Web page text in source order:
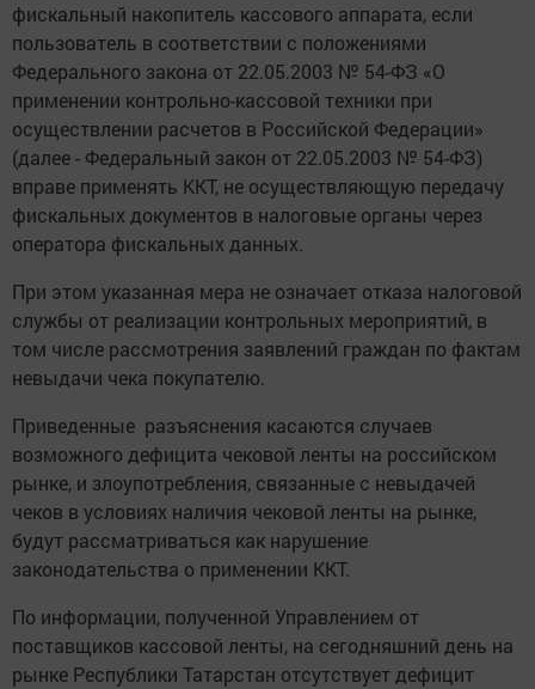
фискальный накопитель кассового аппарата, если
пользователь в соответствии с положениями
Федерального закона от 22.05.2003 № 54-ФЗ «О
применении контрольно-кассовой техники при
осуществлении расчетов в Российской Федерации»
(далее - Федеральный закон от 22.05.2003 № 54-ФЗ)
вправе применять ККТ, не осуществляющую передачу
фискальных документов в налоговые органы через
оператора фискальных данных.
При этом указанная мера не означает отказа налоговой
службы от реализации контрольных мероприятий, в
том числе рассмотрения заявлений граждан по фактам
невыдачи чека покупателю.
Приведенные разъяснения касаются случаев
возможного дефицита чековой ленты на российском
рынке, и злоупотребления, связанные с невыдачей
чеков в условиях наличия чековой ленты на рынке,
будут рассматриваться как нарушение
законодательства о применении ККТ.
По информации, полученной Управлением от
поставщиков кассовой ленты, на сегодняшний день на
рынке Республики Татарстан отсутствует дефицит